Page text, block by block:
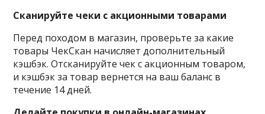
Сканируйте чеки с акционными товарами
Перед походом в магазин, проверьте за какие
товары ЧекСкан начисляет дополнительный
кэшбэк. Отсканируйте чек с акционным товаром,
и кэшбэк за товар вернется на ваш баланс в
течение 14 дней.